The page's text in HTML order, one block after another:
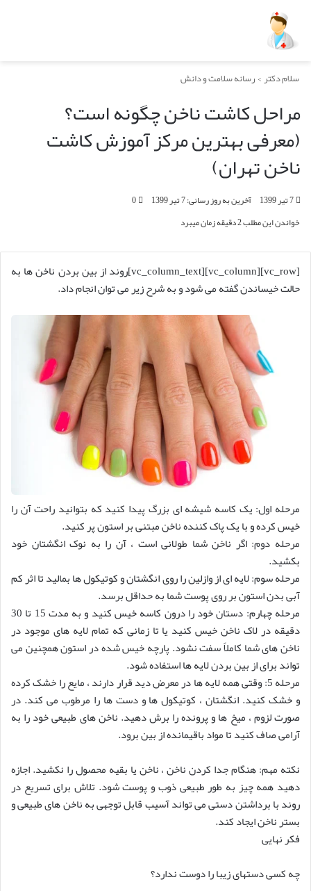
سلام دکتر>رسانه سلامت و دانش
مراحل کاشت ناخن چگونه است؟
(معرفی بهترین مرکز آموزش کاشت
ناخن تهران)
7 تیر 1399 آخرین به روز رسانی: 7 تیر 1399
0
خواندن این مطلب 2 دقیقه زمان میبرد
[vc_row][vc_column][vc_column_text]
روند از بین بردن ناخن ها به
حالت خیساندن گفته می شود و به شرح زیر می توان انجام داد.
مرحله اول: یک کاسه شیشه ای بزرگ پیدا کنید که بتوانید راحت آن را
خیس کرده و با یک پاک کننده ناخن مبتنی بر استون پر کنید.
مرحله دوم: اگر ناخن شما طولانی است ، آن را به نوک انگشتان خود
بکشید.
مرحله سوم: لایه ای از وازلین را روی انگشتان و کوتیکول ها بمالید تا اثر کم
آبی بدن استون بر روی پوست شما به حداقل برسد.
مرحله چهارم: دستان خود را درون کاسه خیس کنید و به مدت 15 تا 30
دقیقه در لاک ناخن خیس کنید یا تا زمانی که تمام لایه های موجود در
ناخن های شما کاملاً سفت نشود. پارچه خیس شده در استون همچنین می
تواند برای از بین بردن لایه ها استفاده شود.
مرحله 5: وقتی همه لایه ها در معرض دید قرار دارند ، مایع را خشک کرده
و خشک کنید. انگشتان ، کوتیکول ها و دست ها را مرطوب می کند. در
صورت لزوم ، میخ ها و پرونده را برش دهید. ناخن های طبیعی خود را به
آرامی صاف کنید تا مواد باقیمانده از بین برود.
نکته مهم: هنگام جدا کردن ناخن ، ناخن یا بقیه محصول را نکشید. اجازه
دهید همه چیز به طور طبیعی ذوب و پوست شود. تلاش برای تسریع در
روند با برداشتن دستی می تواند آسیب قابل توجهی به ناخن های طبیعی و
بستر ناخن ایجاد کند.
فکر نهایی
چه کسی دستهای زیبا را دوست ندارد؟